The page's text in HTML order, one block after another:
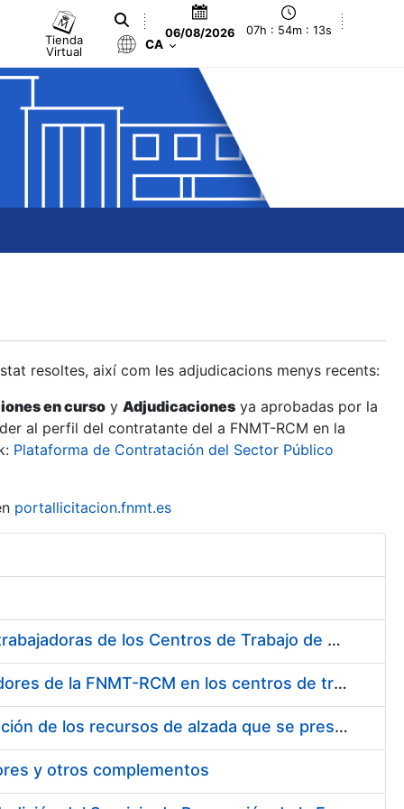
Tienda
Virtual
06/08/2026 07h : 54m : 13s
CA
resoltes, així com les adjudicacions menys recents:
en curso y Adjudicaciones ya aprobadas por la
al perfil del contratante del a FNMT-RCM en la
Plataforma de Contratación del Sector Público
portallicitacion.fnmt.es
Suministro de Protectores Auditivos a medida para las personas trabajadoras de los Centros de Trabajo de Madrid y Burgos
Suministro de gafas graduadas antiproyecciones para los trabajadores de la FNMT-RCM en los centros de trabajo de Madrid y Burgos
Servicios de una empresa externa para el asesoramiento y resolución de los recursos de alzada que se presentan relacionados con procesos de selección para la FNMT-RCM
y otros complementos